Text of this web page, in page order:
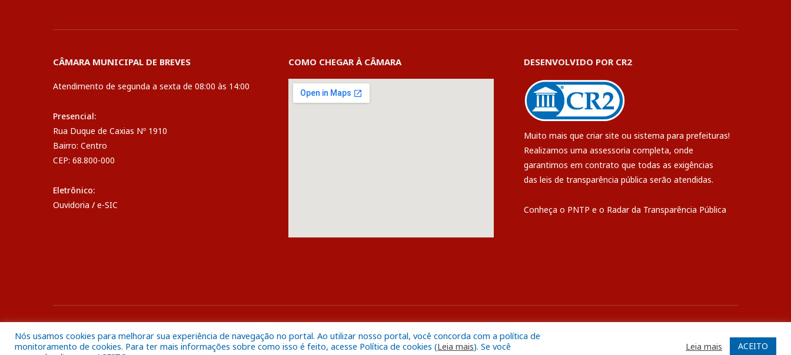
CÂMARA MUNICIPAL DE BREVES
Atendimento de segunda a sexta de 08:00 às 14:00
Presencial:
Rua Duque de Caxias Nº 1910
Bairro: Centro
CEP: 68.800-000
Eletrônico:
Ouvidoria / e-SIC
COMO CHEGAR À CÂMARA DESENVOLVIDO POR CR2
Muito mais que criar site ou sistema para prefeituras!
Realizamos uma assessoria completa, onde
garantimos em contrato que todas as exigências
das leis de transparência pública serão atendidas.
Conheça o PNTP e o Radar da Transparência Pública
Nós usamos cookies para melhorar sua experiência de navegação no portal. Ao utilizar nosso portal, você concorda com a política de
monitoramento de cookies. Para ter mais informações sobre como isso é feito, acesse Política de cookies (Leia mais). Se você
Leia mais ACEITO